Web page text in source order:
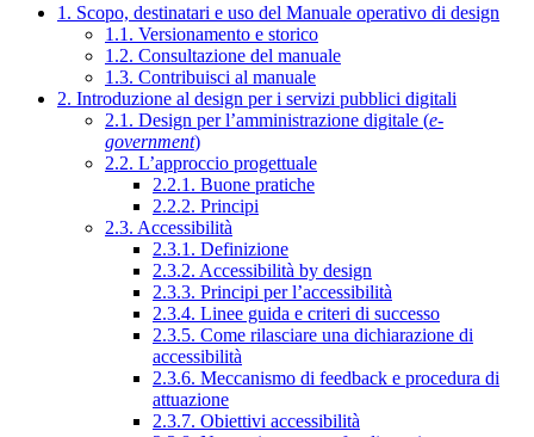
1. Scopo, destinatari e uso del Manuale operativo di design
1.1. Versionamento e storico
1.2. Consultazione del manuale
1.3. Contribuisci al manuale
2. Introduzione al design per i servizi pubblici digitali
2.1. Design per l’amministrazione digitale (e-
government)
2.2. L’approccio progettuale
2.2.1. Buone pratiche
2.2.2. Principi
2.3. Accessibilità
2.3.1. Definizione
2.3.2. Accessibilità by design
2.3.3. Principi per l’accessibilità
2.3.4. Linee guida e criteri di successo
2.3.5. Come rilasciare una dichiarazione di
accessibilità
2.3.6. Meccanismo di feedback e procedura di
attuazione
2.3.7. Obiettivi accessibilità